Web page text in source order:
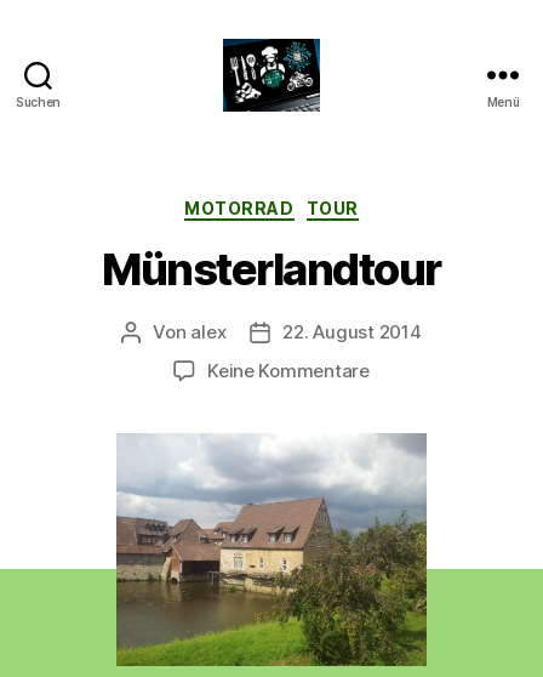
Suchen Menü
Kategorien
MOTORRAD TOUR
Münsterlandtour
Beitragsautor
Von alex Beitragsdatum
22. August 2014
Keine Kommentarezu